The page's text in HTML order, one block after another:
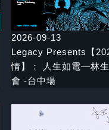
2026-09-13
Legacy Presents【
情】： 人生如電—林
會 -台中場